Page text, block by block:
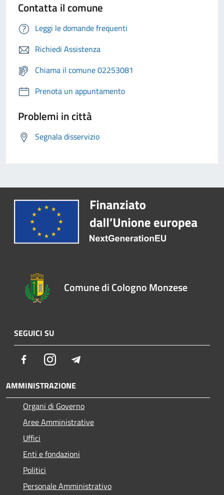
Contatta il comune
Leggi le domande frequenti
Richiedi Assistenza
Chiama il comune 02253081
Prenota un appuntamento
Problemi in città
Segnala disservizio
Comune di Cologno Monzese
SEGUICI SU
FacebookInstagram
AMMINISTRAZIONE
Organi di Governo
Aree Amministrative
Uffici
Enti e fondazioni
Politici
Personale Amministrativo